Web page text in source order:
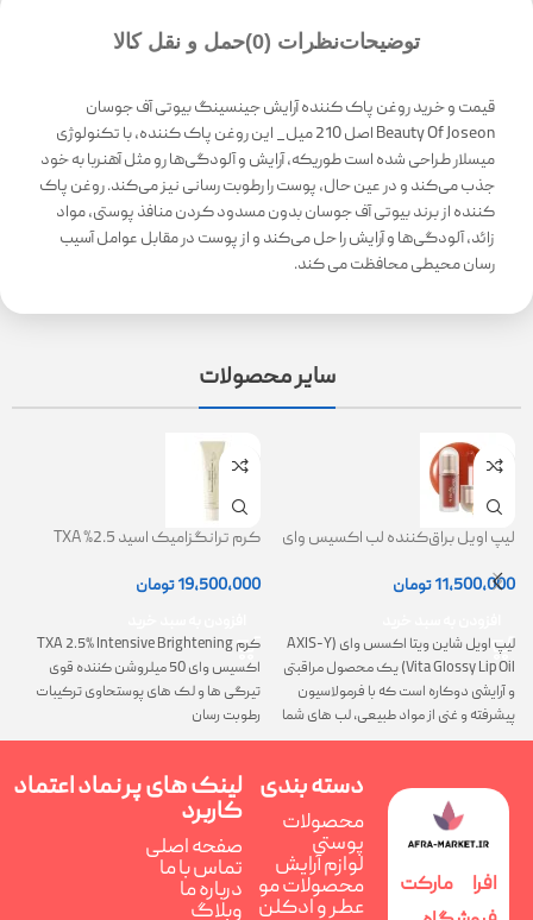
توضیحاتنظرات (0) حمل و نقل کالا
قیمت و خرید روغن پاک کننده آرایش جینسینگ بیوتی آف جوسان
Beauty Of Joseon اصل 210 میل_ این روغن پاک کننده، با تکنولوژی
میسلار طراحی شده است طوریکه، آرایش و آلودگی‌ها رو مثل آهنربا به خود
جذب می‌کند و در عین حال، پوست را رطوبت رسانی نیز می‌کند. روغن پاک
کننده از برند بیوتی آف جوسان بدون مسدود کردن منافذ پوستی، مواد
زائد، آلودگی‌ها و آرایش را حل می‌کند و از پوست در مقابل عوامل آسیب
رسان محیطی محافظت می ‌کند.
سایر محصولات
لیپ اویل براق‌کننده لب اکسیس وای
11,500,000تومان
لیپ اویل شاین ویتا اکسس وای (AXIS-Y
Vita Glossy Lip Oil) یک محصول مراقبتی
و آرایشی دوکاره است که با فرمولاسیون
پیشرفته و غنی از مواد طبیعی، لب های شما
را همزمان ترمیم، تغذیه و فوق العاده
کرم ترانگزامیک اسید 2.5% TXA
19,500,000تومان
کرم TXA 2.5% Intensive Brightening
اکسیس وای 50 میلروشن کننده قوی
تیرگی ها و لک های پوستحاوی ترکیبات
رطوبت رسان
افرا مارکت
دسته بندی
محصولات
پوستی
لوازم آرایش
محصولات مو
عطر و ادکلن
لینک های پر
کاربرد
صفحه اصلی
تماس با ما
درباره ما
وبلاگ
نماد اعتماد